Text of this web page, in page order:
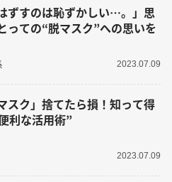
ずすのは恥ずかしい…。」思
っての“脱マスク”への思いを
2023.07.09
スク」捨てたら損！知って得
利な活用術”
2023.07.09